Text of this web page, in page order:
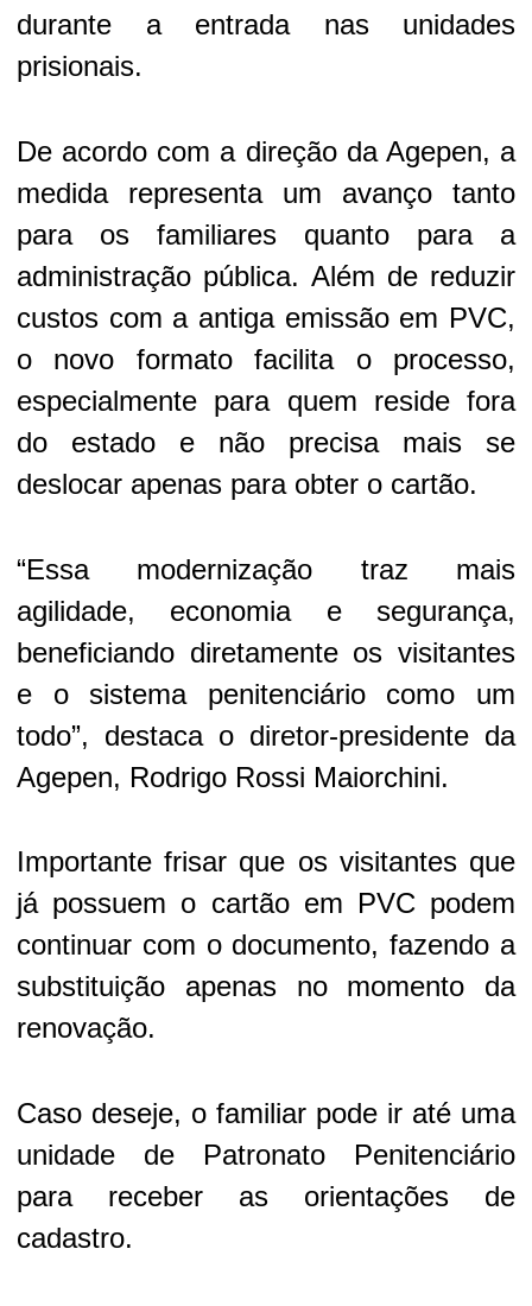
durante a entrada nas unidades
prisionais.
De acordo com a direção da Agepen, a
medida representa um avanço tanto
para os familiares quanto para a
administração pública. Além de reduzir
custos com a antiga emissão em PVC,
o novo formato facilita o processo,
especialmente para quem reside fora
do estado e não precisa mais se
deslocar apenas para obter o cartão.
“Essa modernização traz mais
agilidade, economia e segurança,
beneficiando diretamente os visitantes
e o sistema penitenciário como um
todo”, destaca o diretor-presidente da
Agepen, Rodrigo Rossi Maiorchini.
Importante frisar que os visitantes que
já possuem o cartão em PVC podem
continuar com o documento, fazendo a
substituição apenas no momento da
renovação.
Caso deseje, o familiar pode ir até uma
unidade de Patronato Penitenciário
para receber as orientações de
cadastro.